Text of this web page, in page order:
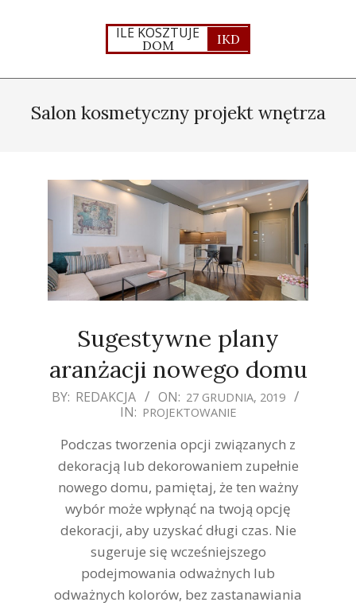
ILE KOSZTUJE
DOM IKD
Navigation
Salon kosmetyczny projekt wnętrza
Sugestywne plany
aranżacji nowego domu
2019-
27
BY: REDAKCJA ON: 27 GRUDNIA, 2019
IN: PROJEKTOWANIE
Podczas tworzenia opcji związanych z
dekoracją lub dekorowaniem zupełnie
nowego domu, pamiętaj, że ten ważny
wybór może wpłynąć na twoją opcję
dekoracji, aby uzyskać długi czas. Nie
sugeruje się wcześniejszego
podejmowania odważnych lub
odważnych kolorów, bez zastanawiania